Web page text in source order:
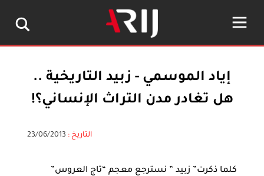
إياد الموسمي - زبيد التاريخية ..
هل تغادر مدن التراث الإنساني؟!
التاريخ : 23/06/2013
كلما ذكرت” زبيد ” نسترجع معجم “تاج العروس”